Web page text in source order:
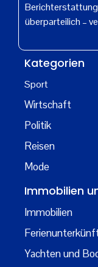
überparteilich –
Kategorien
Sport
Wirtschaft
Politik
Reisen
Mode
Immobilien
Immobilien
Yachten und